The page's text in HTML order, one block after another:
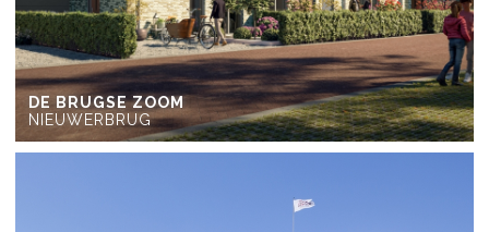
DE BRUGSE ZOOM
NIEUWERBRUG